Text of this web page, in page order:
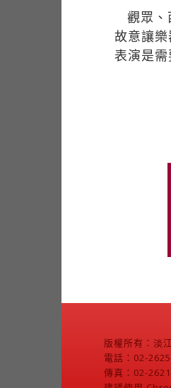
觀眾
故意讓
表演是需
版權所有：淡
電話：02-
傳真：02-